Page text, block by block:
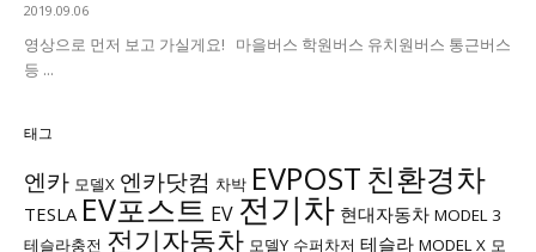
2019.09.06
영상으로 먼저 보고 가실게요! 마을버스 학원버스 유치원버스 통근버스
등 ...
태그
엔카 모델X 엔카닷컴 차박 EVPOST 친환경차
TESLA EV포스트 EV 전기차 현대자동차 MODEL 3
테슬라충전 전기자동차 모델Y 수퍼차저 테슬라 MODEL X 모